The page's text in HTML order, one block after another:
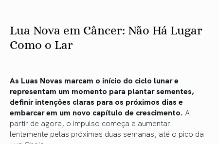
Lua Nova em Câncer: Não Há Lugar
Como o Lar
As Luas Novas marcam o início do ciclo lunar e
representam um momento para plantar sementes,
definir intenções claras para os próximos dias e
embarcar em um novo capítulo de crescimento. A
partir de agora, o impulso começa a aumentar
lentamente pelas próximas duas semanas, até o pico da